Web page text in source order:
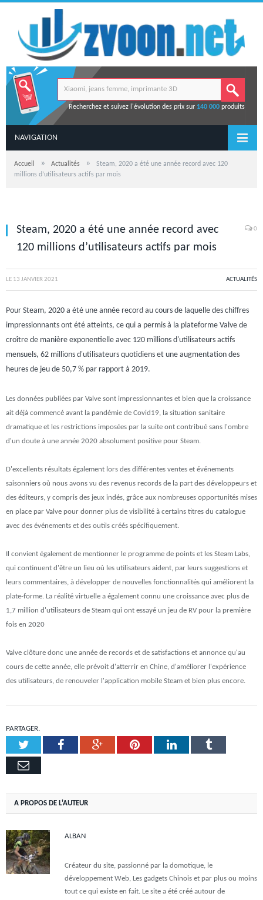
Recherchez et suivez l'évolution des prix sur 140 000produits
NAVIGATION
Accueil » Actualités »
Steam, 2020 a été une année record avec 120
millions d’utilisateurs actifs par mois
Steam, 2020 a été une année record avec
120 millions d’utilisateurs actifs par mois
0
LE 13 JANVIER 2021 ACTUALITÉS
Pour Steam, 2020 a été une année record au cours de laquelle des chiffres
impressionnants ont été atteints, ce qui a permis à la plateforme Valve de
croître de manière exponentielle avec 120 millions d'utilisateurs actifs
mensuels, 62 millions d'utilisateurs quotidiens et une augmentation des
heures de jeu de 50,7 % par rapport à 2019.
Les données publiées par Valve sont impressionnantes et bien que la croissance
ait déjà commencé avant la pandémie de Covid19, la situation sanitaire
dramatique et les restrictions imposées par la suite ont contribué sans l'ombre
d'un doute à une année 2020 absolument positive pour Steam.
D'excellents résultats également lors des différentes ventes et événements
saisonniers où nous avons vu des revenus records de la part des développeurs et
des éditeurs, y compris des jeux indés, grâce aux nombreuses opportunités mises
en place par Valve pour donner plus de visibilité à certains titres du catalogue
avec des événements et des outils créés spécifiquement.
Il convient également de mentionner le programme de points et les Steam Labs,
qui continuent d'être un lieu où les utilisateurs aident, par leurs suggestions et
leurs commentaires, à développer de nouvelles fonctionnalités qui améliorent la
plate-forme. La réalité virtuelle a également connu une croissance avec plus de
1,7 million d'utilisateurs de Steam qui ont essayé un jeu de RV pour la première
fois en 2020
Valve clôture donc une année de records et de satisfactions et annonce qu'au
cours de cette année, elle prévoit d'atterrir en Chine, d'améliorer l'expérience
des utilisateurs, de renouveler l'application mobile Steam et bien plus encore.
PARTAGER.
TwitterFacebookGoogle+PinterestLinkedInTumblr
Email
A PROPOS DE L'AUTEUR
ALBAN
Créateur du site, passionné par la domotique, le
développement Web, Les gadgets Chinois et par plus ou moins
tout ce qui existe en fait. Le site a été créé autour de